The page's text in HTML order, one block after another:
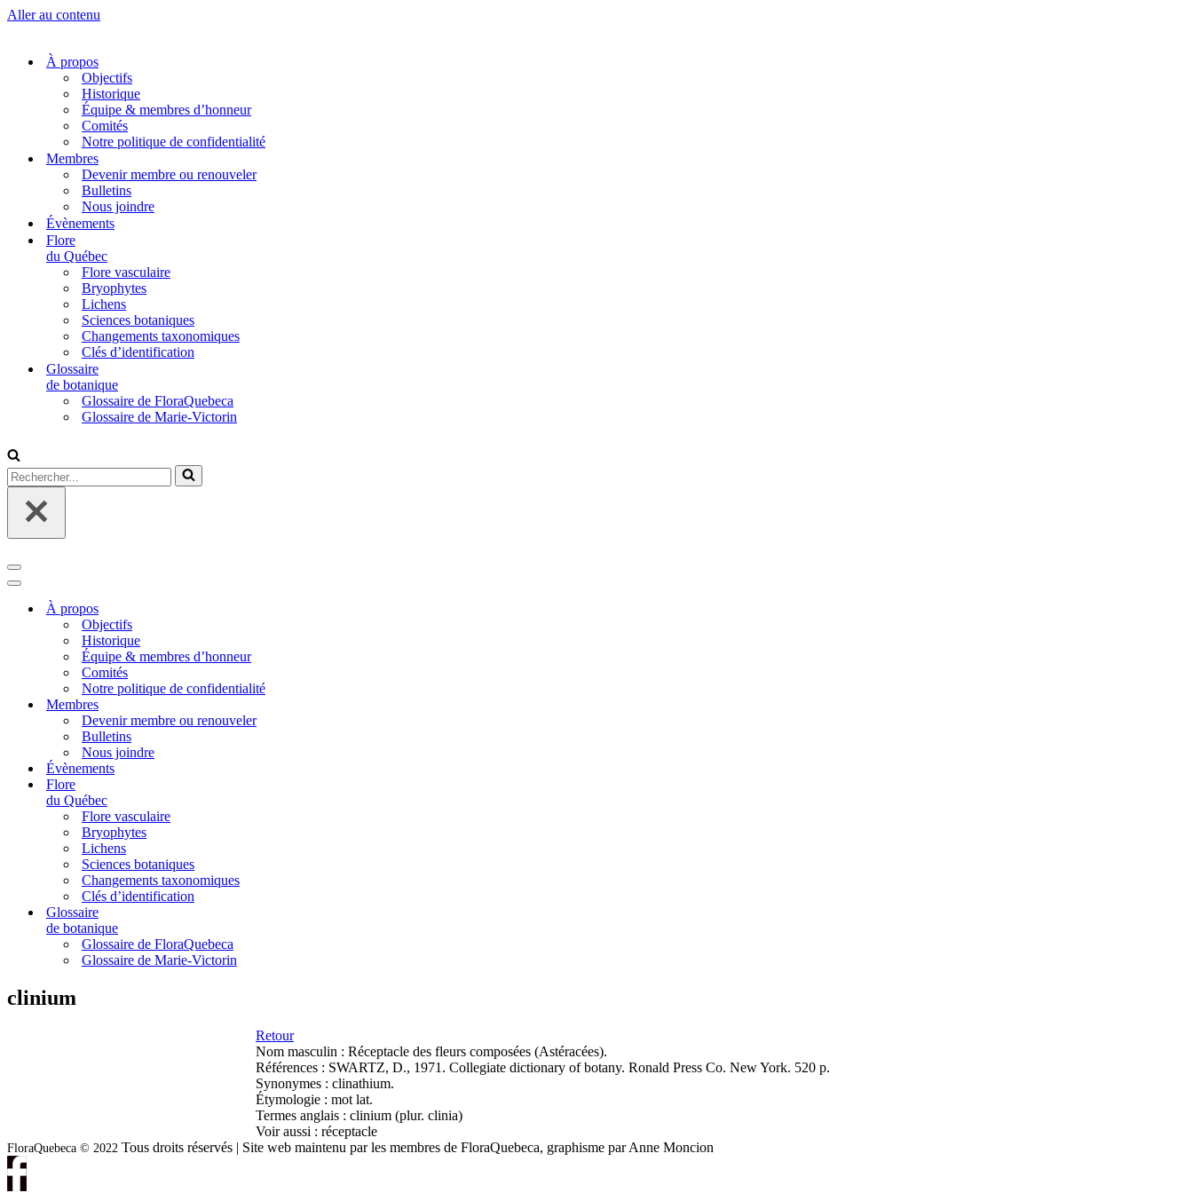
Aller au contenu
À propos
Objectifs
Historique
Équipe & membres d’honneur
Comités
Notre politique de confidentialité
Membres
Devenir membre ou renouveler
Bulletins
Nous joindre
Évènements
Flore
du Québec
Flore vasculaire
Bryophytes
Lichens
Sciences botaniques
Changements taxonomiques
Clés d’identification
Glossaire
de botanique
Glossaire de FloraQuebeca
Glossaire de Marie-Victorin
Rechercher...
Menu
de
navigation
Menu
navigationÀ propos
Objectifs
Historique
Équipe & membres d’honneur
Comités
Notre politique de confidentialité
Membres
Devenir membre ou renouveler
Bulletins
Nous joindre
Évènements
Flore
du Québec
Flore vasculaire
Bryophytes
Lichens
Sciences botaniques
Changements taxonomiques
Clés d’identification
Glossaire
de botanique
Glossaire de FloraQuebeca
Glossaire de Marie-Victorin
clinium
Retour
Nom masculin : Réceptacle des fleurs composées (Astéracées).
Références : SWARTZ, D., 1971. Collegiate dictionary of botany. Ronald Press Co. New York. 520 p.
Synonymes : clinathium.
Étymologie : mot lat.
Termes anglais : clinium (plur. clinia)
Voir aussi : réceptacle
FloraQuebeca © 2022 Tous droits réservés | Site web maintenu par les membres de FloraQuebeca, graphisme par Anne Moncion